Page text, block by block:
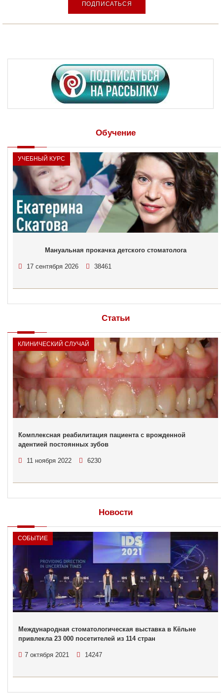
ПОДПИСАТЬСЯ
Обучение
УЧЕБНЫЙ КУРС
Мануальная прокачка детского стоматолога
17 сентября 2026 38461
Статьи
КЛИНИЧЕСКИЙ СЛУЧАЙ
Комплексная реабилитация пациента с врожденной
адентией постоянных зубов
11 ноября 2022 6230
Новости
СОБЫТИЕ
Международная стоматологическая выставка в Кёльне
привлекла 23 000 посетителей из 114 стран
7 октября 2021 14247